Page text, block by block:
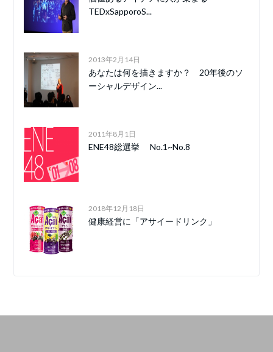
TEDxSapporoS...
2013年2月14日
あなたは何を描きますか？ 20年後のソ
ーシャルデザイン...
2011年8月1日
ENE48総選挙 No.1~No.8
2018年12月18日
健康経営に「アサイードリンク」